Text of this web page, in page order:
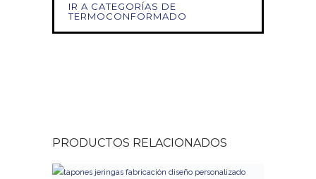
IR A CATEGORÍAS DE
TERMOCONFORMADO
PRODUCTOS RELACIONADOS